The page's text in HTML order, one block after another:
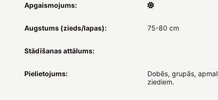
Apgaismojums:
Augstums (zieds/lapas): 75-80 cm
Stādīšanas attālums:
Pielietojums:
Dobēs, grupās,
ziediem.